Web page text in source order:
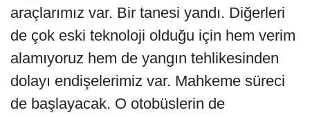
araçlarımız var. Bir tanesi yandı. Diğerleri
de çok eski teknoloji olduğu için hem verim
alamıyoruz hem de yangın tehlikesinden
dolayı endişelerimiz var. Mahkeme süreci
de başlayacak. O otobüslerin de